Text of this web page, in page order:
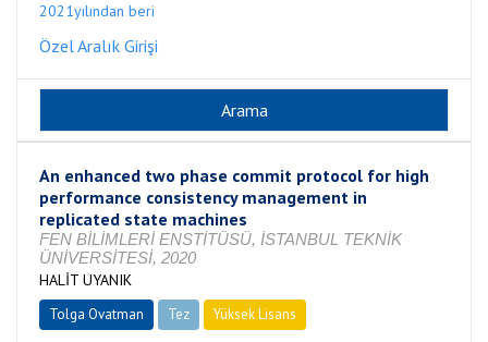
2021yılından beri
Özel Aralık Girişi
An enhanced two phase commit protocol for high
performance consistency management in
replicated state machines
FEN BİLİMLERİ ENSTİTÜSÜ, İSTANBUL TEKNİK
ÜNİVERSİTESİ, 2020
HALİT UYANIK
Tolga Ovatman Tez Yüksek Lisans